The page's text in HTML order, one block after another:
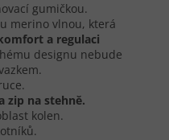
gumičkou.
merino vlnou, která
a regulaci
designu nebude
zip na stehně.
kolen.